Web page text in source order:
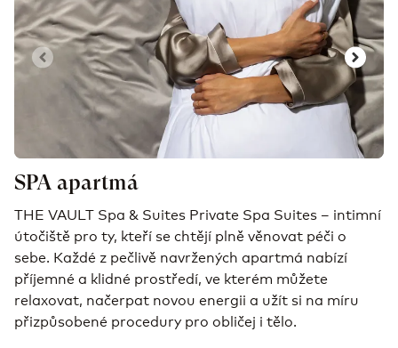
SPA apartmá
THE VAULT Spa & Suites Private Spa Suites – intimní
útočiště pro ty, kteří se chtějí plně věnovat péči o
sebe. Každé z pečlivě navržených apartmá nabízí
příjemné a klidné prostředí, ve kterém můžete
relaxovat, načerpat novou energii a užít si na míru
přizpůsobené procedury pro obličej i tělo.